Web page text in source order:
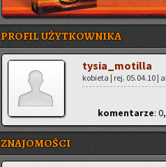
PROFIL UŻYTKOWNIKA
ty­sia­_mo­til­la
ko­bie­ta | rej. 05.04.10 |
ko­men­ta­rze:
ZNAJOMOŚCI